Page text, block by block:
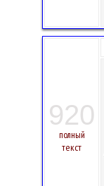
920
полный
текст